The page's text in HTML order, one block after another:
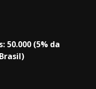
50.000 (5% da